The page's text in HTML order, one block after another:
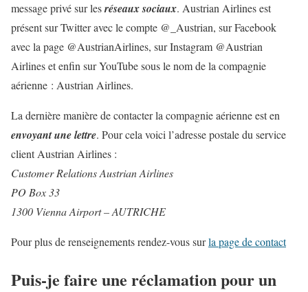
message privé sur lesréseaux sociaux. Austrian Airlines est
présent sur Twitter avec le compte @_Austrian, sur Facebook
avec la page @AustrianAirlines, sur Instagram @Austrian
Airlines et enfin sur YouTube sous le nom de la compagnie
aérienne : Austrian Airlines.
La dernière manière de contacter la compagnie aérienne est en
envoyant une lettre. Pour cela voici l’adresse postale du service
client Austrian Airlines :
Customer Relations Austrian Airlines
PO Box 33
1300 Vienna Airport – AUTRICHE
Pour plus de renseignements rendez-vous surla page de contact
Puis-je faire une réclamation pour un